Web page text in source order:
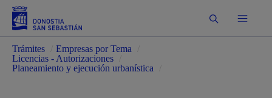
Buscar
Trámites Empresas por Tema
Licencias - Autorizaciones
Planeamiento y ejecución urbanística